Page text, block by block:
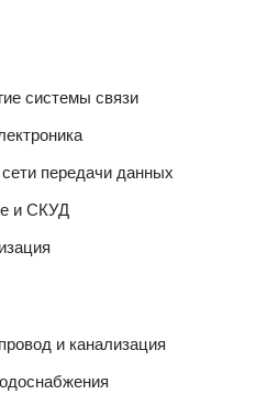
системы связи
передачи данных
и СКУД
и канализация